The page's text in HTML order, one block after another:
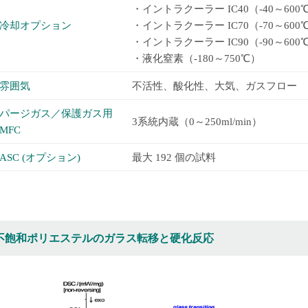
却オプション
・イントラクーラー IC40（-40～600℃
・イントラクーラー IC70（-70～600℃
・イントラクーラー IC90（-90～600℃
・液化窒素（-180～750℃）
囲気 不活性、酸化性、大気、ガスフロー
ージガス／保護ガス用
3系統内蔵（0～250ml/min）
(オプション) 最大 192 個の試料
飽和ポリエステルのガラス転移と硬化反応